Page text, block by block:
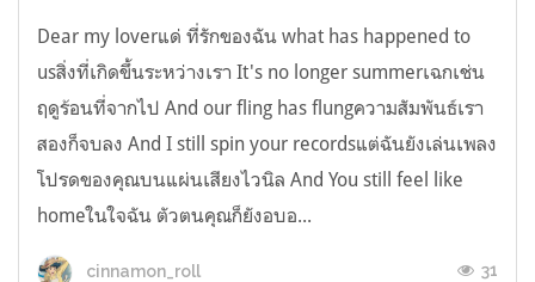
Dear my loverแด่ ที่รักของฉัน what has happened to
usสิ่งที่เกิดขึ้นระหว่างเรา It's no longer summerเฉกเช่น
ฤดูร้อนที่จากไป And our fling has flungความสัมพันธ์เรา
สองก็จบลง And I still spin your recordsแต่ฉันยังเล่นเพลง
โปรดของคุณบนแผ่นเสียงไวนิล And You still feel like
homeในใจฉัน ตัวตนคุณก็ยังอบอ...
cinnamon_roll 31